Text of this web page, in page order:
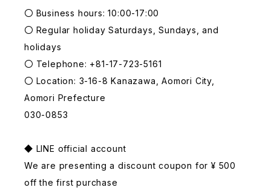
〇 Business hours: 10:00-17:00
〇 Regular holiday Saturdays, Sundays, and
holidays
〇 Telephone: +81-17-723-5161
〇 Location: 3-16-8 Kanazawa, Aomori City,
Aomori Prefecture
030-0853
◆ LINE official account
We are presenting a discount coupon for ¥ 500
off the first purchase